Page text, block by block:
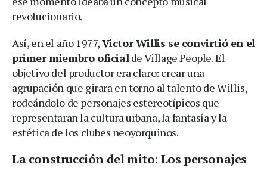
revolucionario.
Así, en el año 1977,Victor Willis se convirtió en el
primer miembro oficialde Village People. El
objetivo del productor era claro: crear una
agrupación que girara en torno al talento de Willis,
rodeándolo de personajes estereotípicos que
representaran la cultura urbana, la fantasía y la
estética de los clubes neoyorquinos.
La construcción del mito: Los personajes